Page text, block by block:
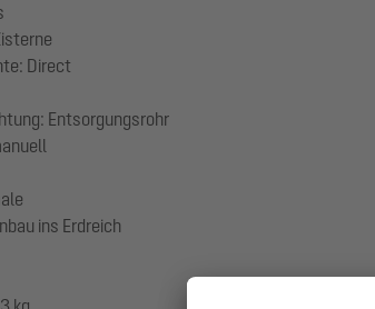
Direct
Entsorgungsrohr
ins Erdreich